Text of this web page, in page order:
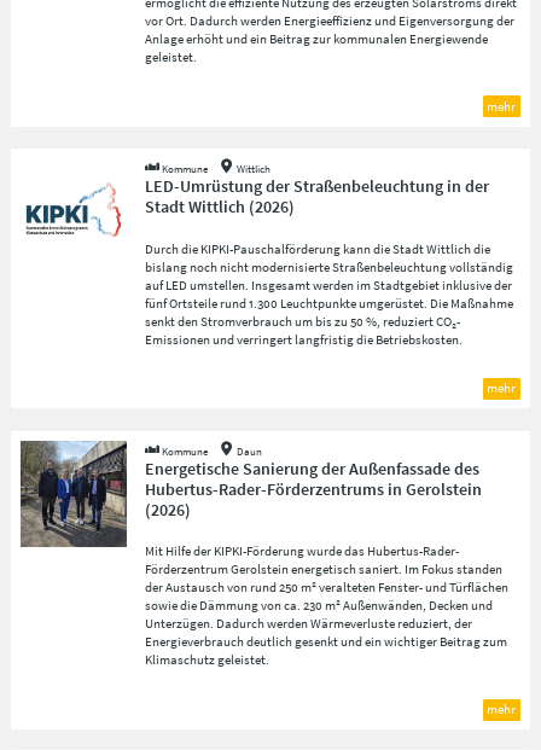
vor Ort. Dadurch werden Energieeffizienz und Eigenversorgung der
Anlage erhöht und ein Beitrag zur kommunalen Energiewende
geleistet.
mehr
LED-Umrüstung der Straßenbeleuchtung in der
Stadt Wittlich (2026)
Kommune Wittlich
Durch die KIPKI-Pauschalförderung kann die Stadt Wittlich die
bislang noch nicht modernisierte Straßenbeleuchtung vollständig
auf LED umstellen. Insgesamt werden im Stadtgebiet inklusive der
fünf Ortsteile rund 1.300 Leuchtpunkte umgerüstet. Die Maßnahme
senkt den Stromverbrauch um bis zu 50 %, reduziert CO₂-
Emissionen und verringert langfristig die Betriebskosten.
mehr
Energetische Sanierung der Außenfassade des
Hubertus-Rader-Förderzentrums in Gerolstein
(2026)
Kommune Daun
Mit Hilfe der KIPKI-Förderung wurde das Hubertus-Rader-
Förderzentrum Gerolstein energetisch saniert. Im Fokus standen
der Austausch von rund 250 m² veralteten Fenster- und Türflächen
sowie die Dämmung von ca. 230 m² Außenwänden, Decken und
Unterzügen. Dadurch werden Wärmeverluste reduziert, der
Energieverbrauch deutlich gesenkt und ein wichtiger Beitrag zum
Klimaschutz geleistet.
mehr